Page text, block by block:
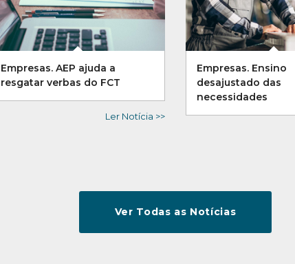
Empresas. AEP ajuda a
resgatar verbas do FCT
Ler Notícia >>
Empresas. Ensino
desajustado das
necessidades
Ver Todas as Notícias